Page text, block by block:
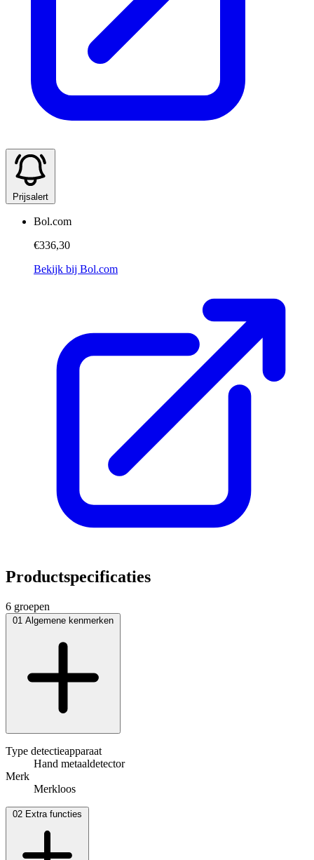
Prijsalert
Bol.com
€336,30
Bekijk bij Bol.com
Productspecificaties
6 groepen
01 Algemene kenmerken
Type detectieapparaat
Hand metaaldetector
Merk
Merkloos
02 Extra functies